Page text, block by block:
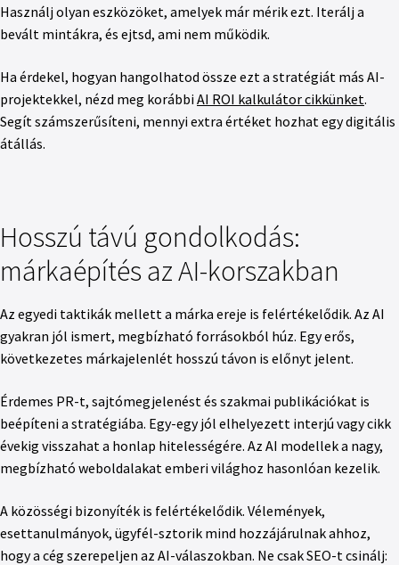
Használj olyan eszközöket, amelyek már mérik ezt. Iterálj a
bevált mintákra, és ejtsd, ami nem működik.
Ha érdekel, hogyan hangolhatod össze ezt a stratégiát más AI-
projektekkel, nézd meg korábbiAI ROI kalkulátor cikkünket.
Segít számszerűsíteni, mennyi extra értéket hozhat egy digitális
átállás.
Hosszú távú gondolkodás:
márkaépítés az AI-korszakban
Az egyedi taktikák mellett a márka ereje is felértékelődik. Az AI
gyakran jól ismert, megbízható forrásokból húz. Egy erős,
következetes márkajelenlét hosszú távon is előnyt jelent.
Érdemes PR-t, sajtómegjelenést és szakmai publikációkat is
beépíteni a stratégiába. Egy-egy jól elhelyezett interjú vagy cikk
évekig visszahat a honlap hitelességére. Az AI modellek a nagy,
megbízható weboldalakat emberi világhoz hasonlóan kezelik.
A közösségi bizonyíték is felértékelődik. Vélemények,
esettanulmányok, ügyfél-sztorik mind hozzájárulnak ahhoz,
hogy a cég szerepeljen az AI-válaszokban. Ne csak SEO-t csinálj: